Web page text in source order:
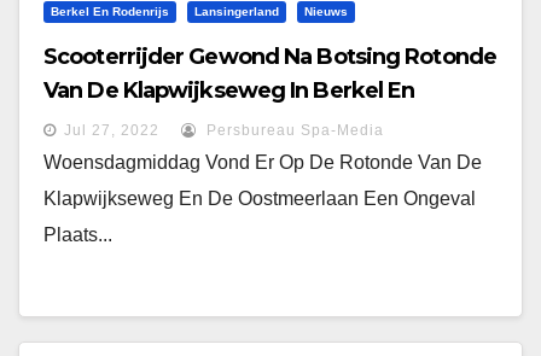
Berkel En Rodenrijs Lansingerland Nieuws
Scooterrijder Gewond Na Botsing Rotonde
Van De Klapwijkseweg In Berkel En
Rodenrijs
Jul 27, 2022 Persbureau Spa-Media
Woensdagmiddag Vond Er Op De Rotonde Van De
Klapwijkseweg En De Oostmeerlaan Een Ongeval
Plaats...